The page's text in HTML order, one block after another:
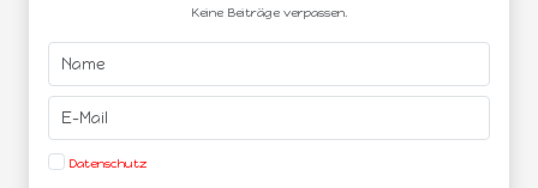
Keine Beiträge verpassen.
Datenschutz